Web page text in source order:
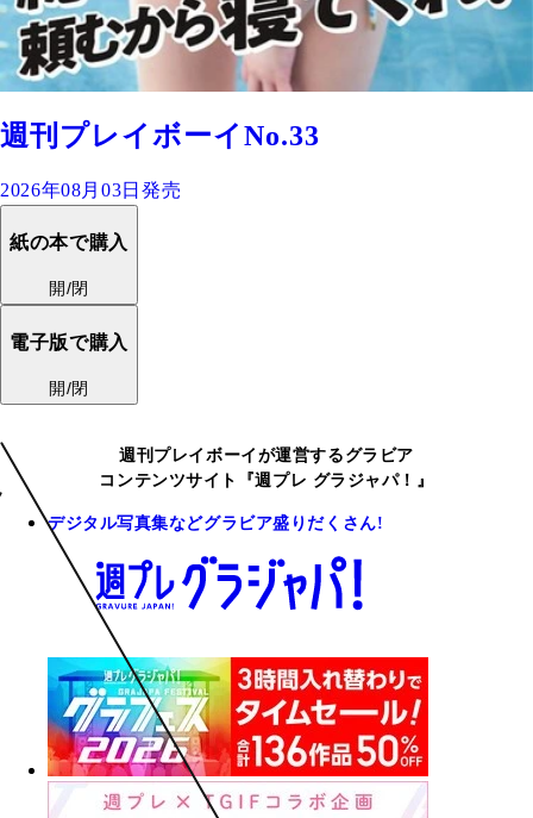
週刊プレイボーイNo.33
2026年08月03日発売
紙の本で購入
開/閉
電子版で購入
開/閉
週刊プレイボーイが運営するグラビア
コンテンツサイト『週プレ グラジャパ！』
デジタル写真集などグラビア盛りだくさん!